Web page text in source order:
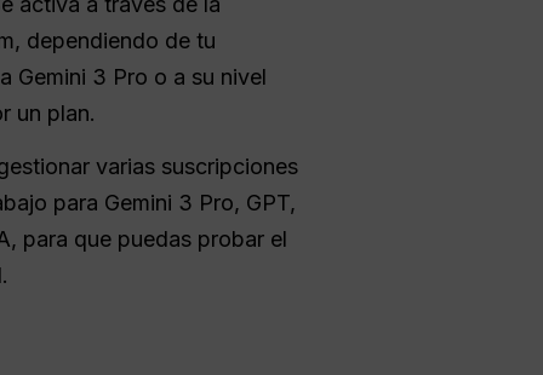
dependiendo de tu
Gemini 3 Pro o a su nivel
un plan.
varias suscripciones
para Gemini 3 Pro, GPT,
para que puedas probar el